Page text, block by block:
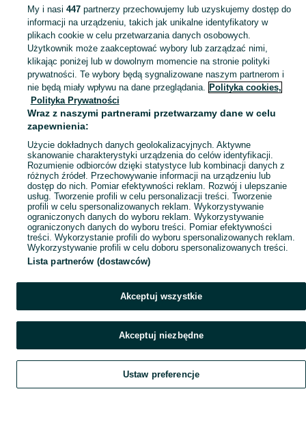
KATEGORIA
Moda Wypaleniska ▶️ Odzież, obuwie, torebki, akcesoria i biżuteria ✅ Nowe i używane w atrakcyjnych cenach ✌ Znajdź najlepsze ogłoszenia na OLX.pl! Zobacz
Mapa kategorii
Mapa miejscowości
Mapa ministron
Szukaj Obserwujesz Dodaj Czat Konto
My i nasi 447partnerzy przechowujemy lub uzyskujemy dostęp do
informacji na urządzeniu, takich jak unikalne identyfikatory w
plikach cookie w celu przetwarzania danych osobowych.
Użytkownik może zaakceptować wybory lub zarządzać nimi,
klikając poniżej lub w dowolnym momencie na stronie polityki
prywatności. Te wybory będą sygnalizowane naszym partnerom i
nie będą miały wpływu na dane przeglądania. Polityka cookies,
Polityka Prywatności
Wraz z naszymi partnerami przetwarzamy dane w celu
zapewnienia:
Użycie dokładnych danych geolokalizacyjnych. Aktywne
skanowanie charakterystyki urządzenia do celów identyfikacji.
Rozumienie odbiorców dzięki statystyce lub kombinacji danych z
różnych źródeł. Przechowywanie informacji na urządzeniu lub
dostęp do nich. Pomiar efektywności reklam. Rozwój i ulepszanie
usług. Tworzenie profili w celu personalizacji treści. Tworzenie
profili w celu spersonalizowanych reklam. Wykorzystywanie
ograniczonych danych do wyboru reklam. Wykorzystywanie
ograniczonych danych do wyboru treści. Pomiar efektywności
treści. Wykorzystanie profili do wyboru spersonalizowanych reklam.
Wykorzystywanie profili w celu doboru spersonalizowanych treści.
Lista partnerów (dostawców)
Akceptuj wszystkie
Akceptuj niezbędne
Ustaw preferencje